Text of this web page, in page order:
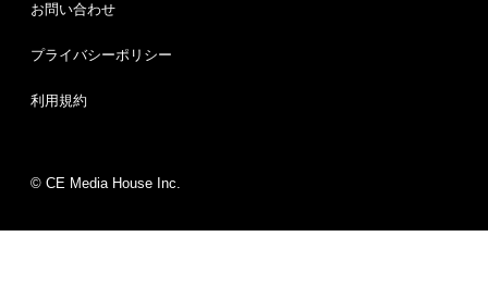
お問い合わせ
プライバシーポリシー
利用規約
© CE Media House Inc.